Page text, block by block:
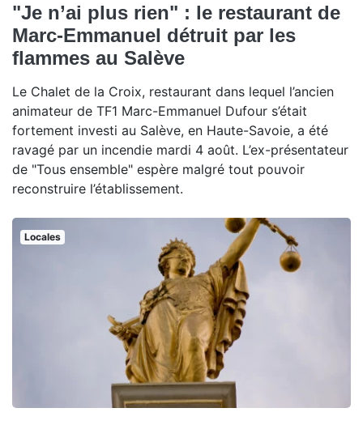
"Je n’ai plus rien" : le restaurant de
Marc-Emmanuel détruit par les
flammes au Salève
Le Chalet de la Croix, restaurant dans lequel l’ancien
animateur de TF1 Marc-Emmanuel Dufour s’était
fortement investi au Salève, en Haute-Savoie, a été
ravagé par un incendie mardi 4 août. L’ex-présentateur
de "Tous ensemble" espère malgré tout pouvoir
reconstruire l’établissement.
Locales